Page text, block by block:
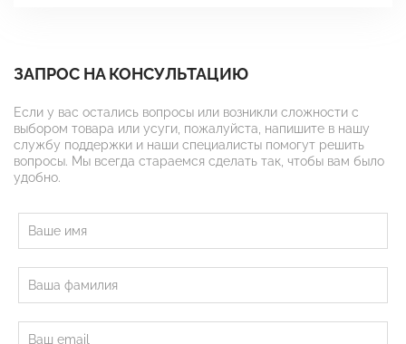
ЗАПРОС НА КОНСУЛЬТАЦИЮ
Если у вас остались вопросы или возникли сложности с
выбором товара или усуги, пожалуйста, напишите в нашу
службу поддержки и наши специалисты помогут решить
вопросы. Мы всегда стараемся сделать так, чтобы вам было
удобно.